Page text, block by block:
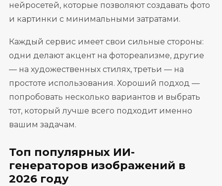
нейросетей, которые позволяют создавать фото
и картинки с минимальными затратами.
Каждый сервис имеет свои сильные стороны:
одни делают акцент на фотореализме, другие
— на художественных стилях, третьи — на
простоте использования. Хороший подход —
попробовать несколько вариантов и выбрать
тот, который лучше всего подходит именно
вашим задачам.
Топ популярных ИИ-
генераторов изображений в
2026 году